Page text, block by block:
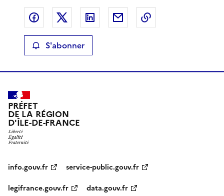
Partager sur Facebook
Partager sur XPartager sur LinkedIn
Partager par email
S'abonner
PRÉFET
DE LA RÉGION
D'ÎLE-DE-FRANCE
info.gouv.fr
service-public.gouv.fr
legifrance.gouv.fr
data.gouv.fr